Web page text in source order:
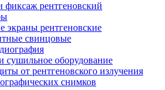
фиксаж рентгеновский
экраны рентгеновские
свинцовые
сушильное оборудование
от рентгеновского излучения
снимков